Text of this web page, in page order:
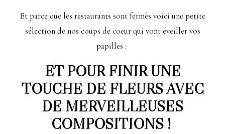
Et parce que les restaurants sont fermés voici une petite
sélection de nos coups de coeur qui vont éveiller vos
papilles :
ET POUR FINIR UNE
TOUCHE DE FLEURS AVEC
DE MERVEILLEUSES
COMPOSITIONS !